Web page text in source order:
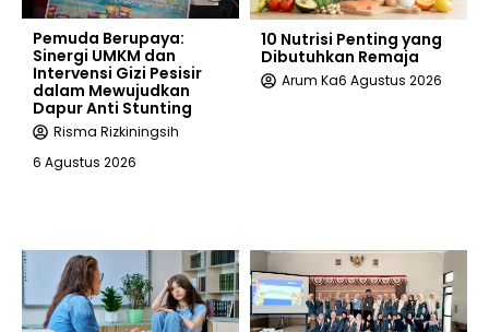
Pemuda Berupaya:
Sinergi UMKM dan
Intervensi Gizi Pesisir
dalam Mewujudkan
Dapur Anti Stunting
Risma Rizkiningsih
6 Agustus 2026
10 Nutrisi Penting yang
Dibutuhkan Remaja
Arum Ka6 Agustus 2026